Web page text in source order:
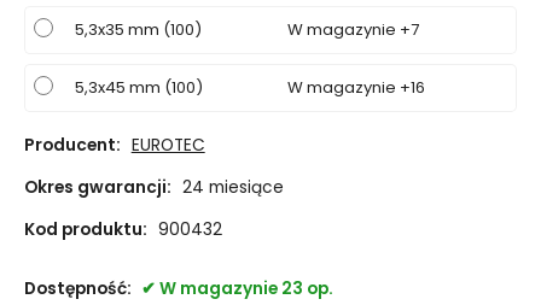
5,3x35 mm (100) W magazynie +7
5,3x45 mm (100) W magazynie +16
Producent: EUROTEC
Okres gwarancji: 24 miesiące
Kod produktu: 900432
Dostępność: W magazynie 23 op.